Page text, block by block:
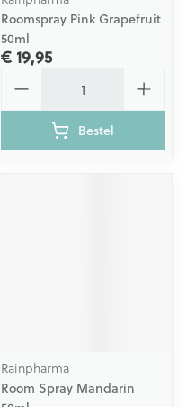
Roomspray Pink Grapefruit
50ml
€ 19,95
Bestel
Rainpharma
Room Spray Mandarin